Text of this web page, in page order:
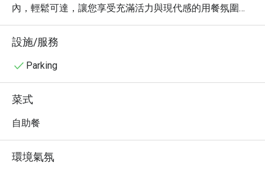
內，輕鬆可達，讓您享受充滿活力與現代感的用餐氛圍。
・這裡不僅是享用美食的好去處，更提供豐富的餐飲選
擇，從精緻小點到無限暢享的自助餐，應有盡有。必嚐推
薦包含新鮮的海鮮料理以及不定期推出的主題自助餐，讓
您一次滿足多重味蕾。
11，即可享受最高 5 折優惠！立即預訂，體驗物超所值的
美味饗宴。
設施/服務
Parking
菜式
自助餐
環境氣氛